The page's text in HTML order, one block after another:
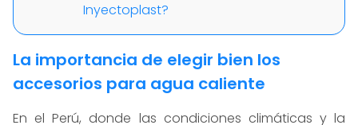
Inyectoplast?
La importancia de elegir bien los
accesorios para agua caliente
En el Perú, donde las condiciones climáticas y la